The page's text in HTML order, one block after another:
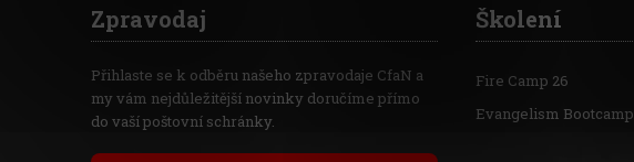
Školení
Fire Camp 26
Evangelism Bootcamp
Zpravodaj
Přihlaste se k odběru našeho zpravodaje CfaN a
my vám nejdůležitější novinky doručíme přímo
do vaší poštovní schránky.